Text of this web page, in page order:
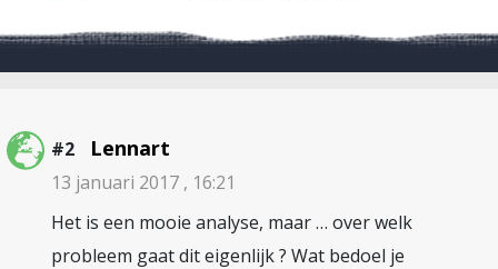
#2 Lennart
13 januari 2017 , 16:21
Het is een mooie analyse, maar … over welk
probleem gaat dit eigenlijk ? Wat bedoel je